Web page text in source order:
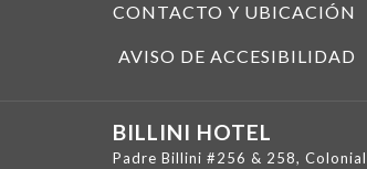
CONTACTO Y UBICACIÓN
AVISO DE ACCESIBILIDAD
BILLINI HOTEL
Padre Billini #256 & 258, Colonial